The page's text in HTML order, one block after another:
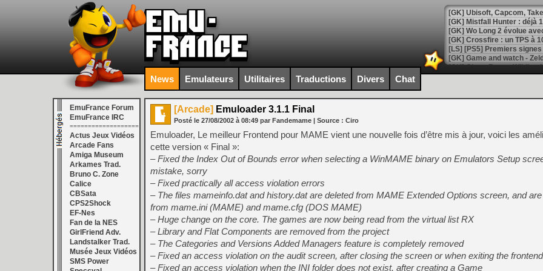
[GK] Mistfall Hunter : déjà
[GK] Wo Long 2 évolue
[GK] Crossfire : un TPS à
[LS] [PS5] Premiers
[Mo5] DOOM arrive en
[GK] Bethesda fête les 30
[GK] Roblox : l'action en
[GK] Agenda - GeForce
[LS] [PS5] ps5-y2jb-
[GK] Pourquoi Marvel
[GK] Test : Restory : Chill
[GK] GTA 6 : Rockstar
[GK] Hot Wheels Infinite
[GK] Mémoire cash -
[GK] Résultats Nintendo :
News Emulateurs Utilitaires Traductions Divers Chat
EmuFrance Forum
EmuFrance IRC
===================
Actus Jeux Vidéos
Arcade Fans
Amiga Museum
Arkames Trad.
Bruno C. Zone
Calice
CBSata
CPS2Shock
EF-Nes
Fan de la NES
GirlFriend Adv.
Landstalker Trad.
Musée Jeux Vidéos
SMS Power
[Arcade] Emuloader 3.1.1 Final
Posté le 27/08/2002 à 08:49 par Fandemame | Source : Ciro
Emuloader, Le meilleur Frontend pour MAME vient une nouvelle fois d’être mis à jour, voici les
cette version « Final »:
– Fixed the Index Out of Bounds error when selecting a WinMAME binary on Emulators Setup
mistake, sorry
– Fixed practically all access violation errors
– The files mameinfo.dat and history.dat are deleted from MAME Extended Options screen, and
from mame.ini (MAME) and mame.cfg (DOS MAME)
– Huge change on the core. The games are now being read from the virtual list RX
– Library and Flat Components are removed from the project
– The Categories and Versions Added Managers feature is completely removed
– Fixed an access violation on the audit screen, after closing the screen or when exiting the frontend
– Fixed an access violation when the INI folder does not exist, after creating a Game